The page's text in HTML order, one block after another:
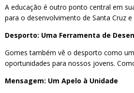
A educação é outro ponto central em
para o desenvolvimento de Santa Cruz e
Desporto: Uma Ferramenta de
Gomes também vê o desporto como
oportunidades para nossos jovens.
Mensagem: Um Apelo à Unidade